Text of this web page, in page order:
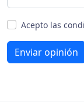
Acepto las
Enviar opinión